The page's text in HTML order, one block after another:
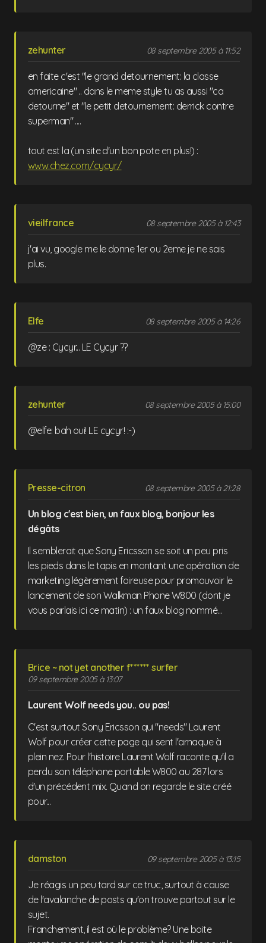
zehunter 08 septembre 2005 à 11:52
en faite c'est "le grand detournement: la classe
americaine" .. dans le meme style tu as aussi "ca
detourne" et "le petit detournement: derrick contre
superman" ....
tout est la (un site d'un bon pote en plus!) :
www.chez.com/cycyr/
vieilfrance 08 septembre 2005 à 12:43
j'ai vu, google me le donne 1er ou 2eme je ne sais
plus.
Elfe 08 septembre 2005 à 14:26
@ze : Cycyr... LE Cycyr ??
zehunter 08 septembre 2005 à 15:00
@elfe: bah oui! LE cycyr! :-)
Presse-citron 08 septembre 2005 à 21:28
Un blog c'est bien, un faux blog, bonjour les
dégâts
Il semblerait que Sony Ericsson se soit un peu pris
les pieds dans le tapis en montant une opération de
marketing légèrement foireuse pour promouvoir le
lancement de son Walkman Phone W800 (dont je
vous parlais ici ce matin) : un faux blog nommé...
Brice ~ not yet another f****** surfer
09 septembre 2005 à 13:07
Laurent Wolf needs you.. ou pas!
C'est surtout Sony Ericsson qui "needs" Laurent
Wolf pour créer cette page qui sent l'arnaque à
plein nez. Pour l'histoire Laurent Wolf raconte qu'il a
perdu son téléphone portable W800 au 287 lors
d'un précédent mix. Quand on regarde le site créé
pour...
damston 09 septembre 2005 à 13:15
Je réagis un peu tard sur ce truc, surtout à cause
de l'avalanche de posts qu'on trouve partout sur le
sujet.
Franchement, il est où le problème? Une boite